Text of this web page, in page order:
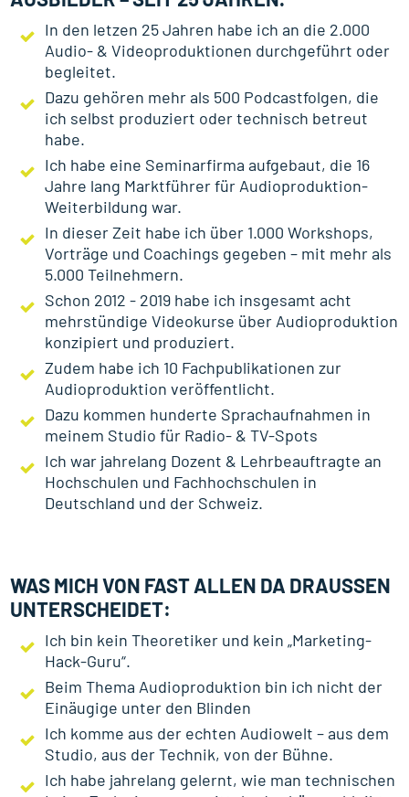
In den letzen 25 Jahren habe ich an die 2.000
Audio- & Videoproduktionen durchgeführt oder
begleitet.
Dazu gehören mehr als 500 Podcastfolgen, die
ich selbst produziert oder technisch betreut
habe.
Ich habe eine Seminarfirma aufgebaut, die 16
Jahre lang Marktführer für Audioproduktion-
Weiterbildung war.
In dieser Zeit habe ich über 1.000 Workshops,
Vorträge und Coachings gegeben – mit mehr als
5.000 Teilnehmern.
Schon 2012 - 2019 habe ich insgesamt acht
mehrstündige Videokurse über Audioproduktion
konzipiert und produziert.
Zudem habe ich 10 Fachpublikationen zur
Audioproduktion veröffentlicht.
Dazu kommen hunderte Sprachaufnahmen in
meinem Studio für Radio- & TV-Spots
Ich war jahrelang Dozent & Lehrbeauftragte an
Hochschulen und Fachhochschulen in
Deutschland und der Schweiz.
WAS MICH VON FAST ALLEN DA DRAUSSEN U
NTERSCHEIDET:
Ich bin kein Theoretiker und kein „Marketing-
Hack-Guru“.
Beim Thema Audioproduktion bin ich nicht der
Einäugige unter den Blinden
Ich komme aus der echten Audiowelt – aus dem
Studio, aus der Technik, von der Bühne.
Ich habe jahrelang gelernt, wie man technischen